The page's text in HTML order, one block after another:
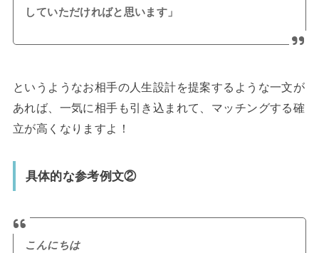
していただければと思います」
というようなお相手の人生設計を提案するような一文が
あれば、一気に相手も引き込まれて、マッチングする確
立が高くなりますよ！
具体的な参考例文②
こんにちは